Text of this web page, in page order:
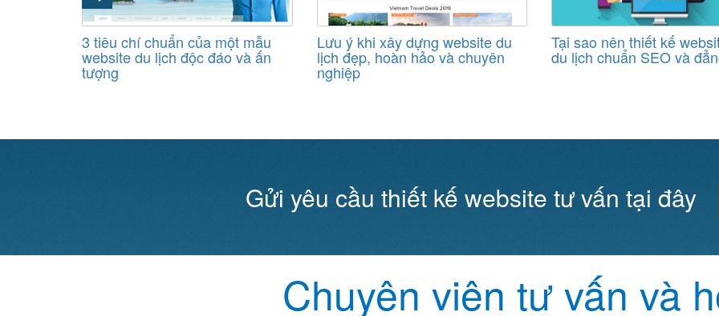
3 tiêu chí chuẩn của một mẫu
website du lịch độc đáo và ấn
tượng
Lưu ý khi xây dựng website du
lịch đẹp, hoàn hảo và chuyên
nghiệp
Tại sao nên thiết kế
du lịch chuẩn SEO và
Gửi yêu cầu thiết kế website tư vấn tại đây
Chuyên viên tư vấn và